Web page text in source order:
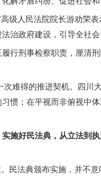
级人民法院院长游劝荣
治政府建设，引导全社会
行刑事检察职责，厘清
难得的推进契机。四川
惯；在平视而非俯视中
施好民法典，从立法到
民法典颁布实施，并不